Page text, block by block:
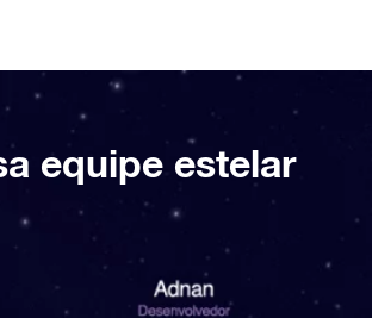
equipe estelar